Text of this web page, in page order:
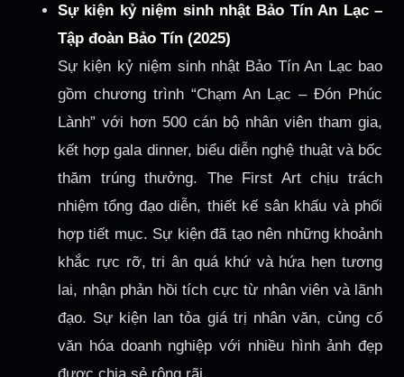
Sự kiện kỷ niệm sinh nhật Bảo Tín An Lạc –
Tập đoàn Bảo Tín (2025)
Sự kiện kỷ niệm sinh nhật Bảo Tín An Lạc bao
gồm chương trình “Chạm An Lạc – Đón Phúc
Lành” với hơn 500 cán bộ nhân viên tham gia,
kết hợp gala dinner, biểu diễn nghệ thuật và bốc
thăm trúng thưởng. The First Art chịu trách
nhiệm tổng đạo diễn, thiết kế sân khấu và phối
hợp tiết mục. Sự kiện đã tạo nên những khoảnh
khắc rực rỡ, tri ân quá khứ và hứa hẹn tương
lai, nhận phản hồi tích cực từ nhân viên và lãnh
đạo. Sự kiện lan tỏa giá trị nhân văn, củng cố
văn hóa doanh nghiệp với nhiều hình ảnh đẹp
được chia sẻ rộng rãi.